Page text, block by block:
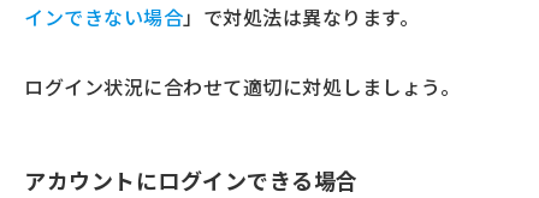
インできない場合」で対処法は異なります。
ログイン状況に合わせて適切に対処しましょう。
アカウントにログインできる場合